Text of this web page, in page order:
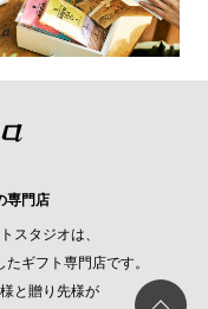
専門店
スタジオは、
ギフト専門店です。
と贈り先様が